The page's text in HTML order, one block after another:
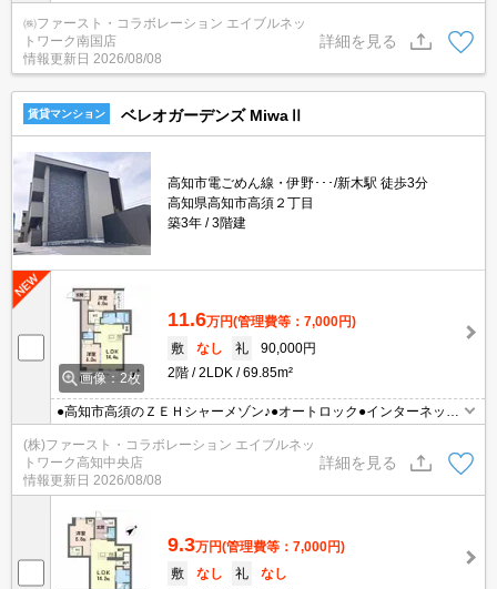
A棟はオール電化対応物件●南向き
㈱ファースト・コラボレーション エイブルネッ
トワーク南国店
情報更新日 2026/08/08
詳細を見る
賃貸マンション ベレオガーデンズ MiwaⅡ
高知市電ごめん線・伊野･･･/新木駅 徒歩3分
高知県高知市高須２丁目
築3年
3階建
画像：2枚
11.6万円(管理費等：7,000円)
敷
なし 礼
90,000円
2階
2LDK 69.85m²
●高知市高須のＺＥＨシャーメゾン♪●オートロック●インターネット
無料●ペット可（小型犬または猫１匹）
(株)ファースト・コラボレーション エイブルネッ
トワーク高知中央店
情報更新日 2026/08/08
詳細を見る
9.3万円(管理費等：7,000円)
敷
なし 礼
なし